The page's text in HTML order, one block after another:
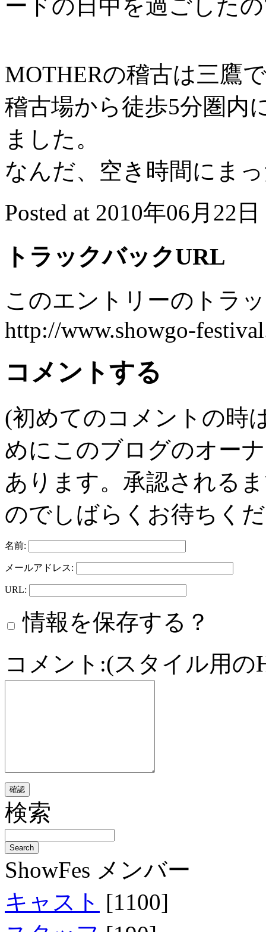
ードの日中を過ごした
MOTHERの稽古は三鷹
稽古場から徒歩5分圏内
ました。
なんだ、空き時間にま
Posted at 2010年06月22
トラックバックURL
このエントリーのトラ
http://www.showgo-
コメントする
(初めてのコメントの時
めにこのブログのオー
あります。承認される
のでしばらくお待ちく
名前:
メールアドレス:
URL:
情報を保存する？
コメント:(スタイル用
検索
ShowFes メンバー
キャスト [1100]